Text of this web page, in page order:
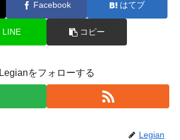
Facebook はてブ
LINE コピー
Legianをフォローする
Legian